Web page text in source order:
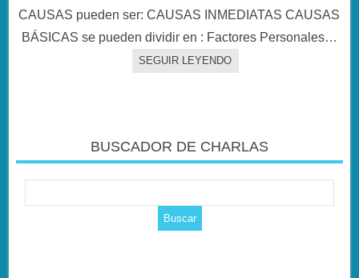
CAUSAS pueden ser: CAUSAS INMEDIATAS CAUSAS
BÁSICAS se pueden dividir en : Factores Personales…
SEGUIR LEYENDO
BUSCADOR DE CHARLAS